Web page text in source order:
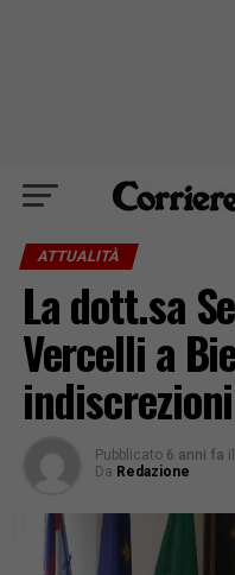
ATTUALITÀ
La dott.sa
Vercelli a
Pubblicato 6 anni fa il
Da Redazione